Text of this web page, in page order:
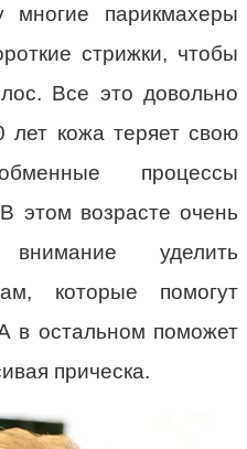
парикмахеры
стрижки, чтобы
Все это довольно
лет кожа теряет свою
процессы
этом возрасте очень
уделить
которые помогут
в остальном поможет
прическа.